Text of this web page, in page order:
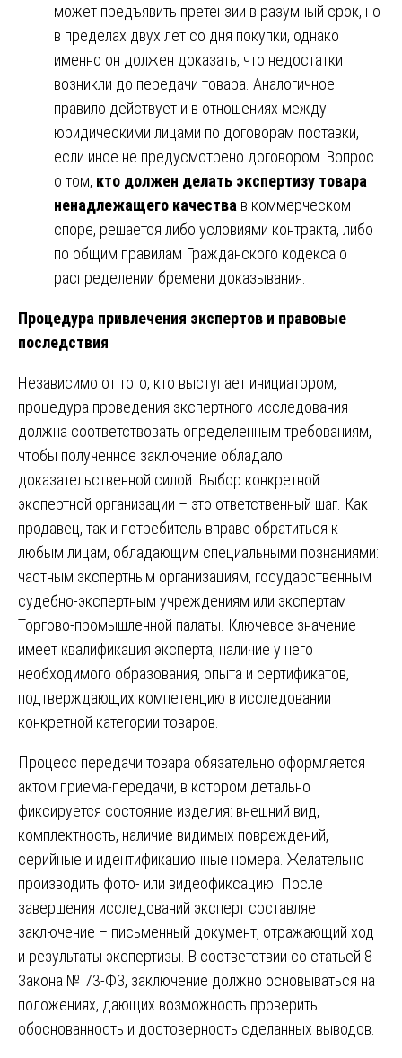
может предъявить претензии в разумный срок, но
в пределах двух лет со дня покупки, однако
именно он должен доказать, что недостатки
возникли до передачи товара. Аналогичное
правило действует и в отношениях между
юридическими лицами по договорам поставки,
если иное не предусмотрено договором. Вопрос
о том, кто должен делать экспертизу товара
ненадлежащего качества в коммерческом
споре, решается либо условиями контракта, либо
по общим правилам Гражданского кодекса о
распределении бремени доказывания.
Процедура привлечения экспертов и правовые
последствия
Независимо от того, кто выступает инициатором,
процедура проведения экспертного исследования
должна соответствовать определенным требованиям,
чтобы полученное заключение обладало
доказательственной силой. Выбор конкретной
экспертной организации – это ответственный шаг. Как
продавец, так и потребитель вправе обратиться к
любым лицам, обладающим специальными познаниями:
частным экспертным организациям, государственным
судебно-экспертным учреждениям или экспертам
Торгово-промышленной палаты. Ключевое значение
имеет квалификация эксперта, наличие у него
необходимого образования, опыта и сертификатов,
подтверждающих компетенцию в исследовании
конкретной категории товаров.
Процесс передачи товара обязательно оформляется
актом приема-передачи, в котором детально
фиксируется состояние изделия: внешний вид,
комплектность, наличие видимых повреждений,
серийные и идентификационные номера. Желательно
производить фото- или видеофиксацию. После
завершения исследований эксперт составляет
заключение – письменный документ, отражающий ход
и результаты экспертизы. В соответствии со статьей 8
Закона № 73-ФЗ, заключение должно основываться на
положениях, дающих возможность проверить
обоснованность и достоверность сделанных выводов.